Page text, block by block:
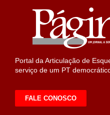
Portal da Articulação de
serviço de um PT
FALE CONOSCO